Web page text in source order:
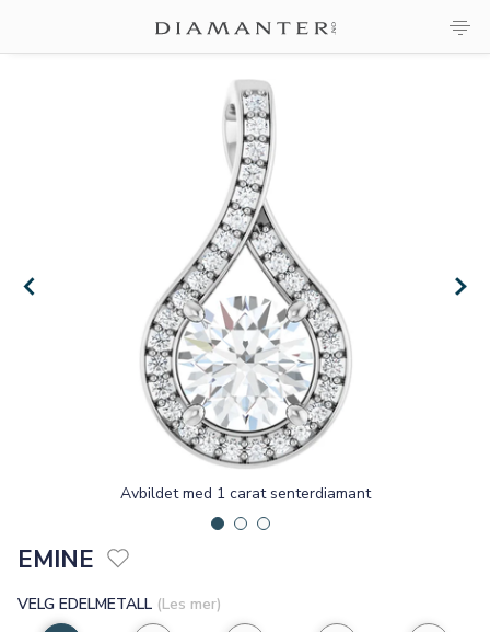
×
×
×
Avbildet med 1 carat senterdiamant
EMINE
VELG EDELMETALL (Les mer)